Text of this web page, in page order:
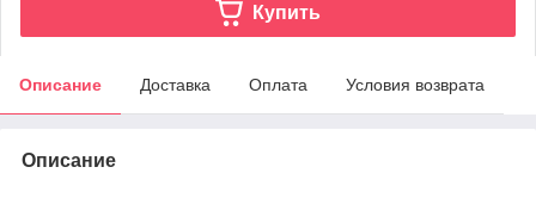
Купить
Описание Доставка Оплата Условия возврата
Описание